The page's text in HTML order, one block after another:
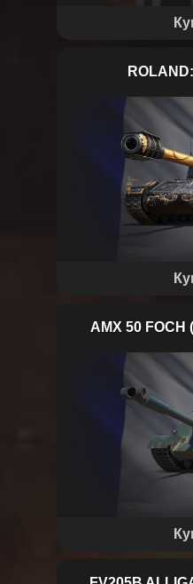
Roland
AMX 50
AMX 50